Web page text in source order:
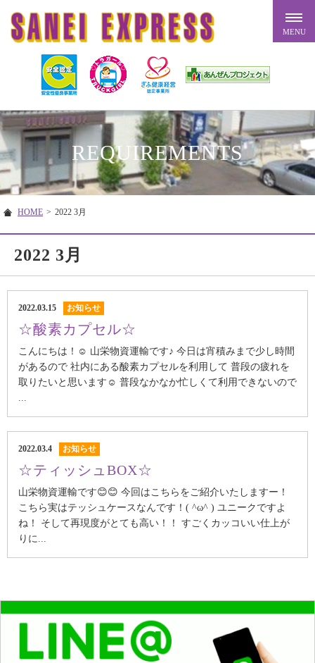
REQUIREMENTS
HOME > 2022 3月
2022 3月
2022.03.15 お知らせ
☆酸素カプセル☆
こんにちは！☺️ 山栄物資運輸です♪ 今日は宵積みまで少し時間
があるので 社内にある酸素カプセルを利用して 普段の疲れを
取りたいと思います☺️ 普段なかなか忙しくて利用できないので
2022.03.4 お知らせ
☆ティッシュBOX☆
山栄物資運輸です😊😊 今回はこちらをご紹介いたしますー！
こちら実はテッシュケースなんです！( ^ω^ ) ユニークですよ
ね！ そして再現度がとても高い！！ すごくカッコいい仕上が
りに...